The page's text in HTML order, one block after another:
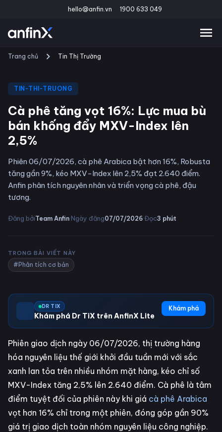
hello@anfin.vn 1900 633 049
Trang chủ Tin Thị Trường
TIN-THI-TRUONG
Cà phê tăng vọt 16%: Lực mua bù
bán khống đẩy MXV-Index lên
2,5%
Phiên 06/07/2026, cà phê Arabica bật hơn 16%, Robusta
tăng gần 9%, kéo MXV-Index lên 2,5% đạt 2.640 điểm.
Anfin phân tích nguyên nhân và triển vọng cà phê, đậu
tương.
Đăng bởiTeam Anfin·Ngày đăng07/07/2026·Đọc3 phút
TRONG BÀI VIẾT NÀY
#Phân tích cơ bản
DR TIX
Khám phá Dr TiX trên AnfinX Lite
Khám phá
Phiên giao dịch ngày 06/07/2026, thị trường hàng
hóa nguyên liệu thế giới khởi đầu tuần mới với sắc
xanh lan tỏa trên nhiều nhóm mặt hàng, kéo chỉ số
MXV-Index tăng 2,5% lên 2.640 điểm. Cà phê là tâm
điểm tuyệt đối của phiên này khi giá cà phê Arabica
vọt hơn 16% chỉ trong một phiên, đóng góp gần 90%
giá trị giao dịch toàn nhóm nguyên liệu công nghiệp.